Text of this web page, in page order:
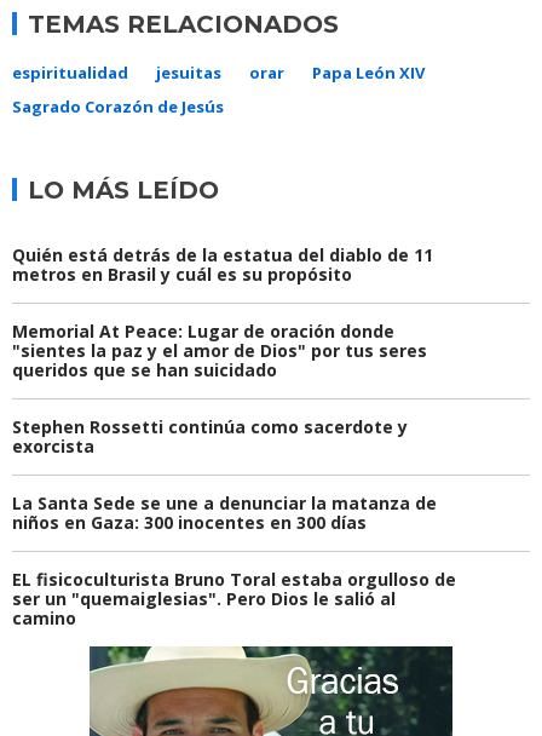
TEMAS RELACIONADOS
espiritualidad jesuitas orar
Papa León XIV
Sagrado Corazón de Jesús
LO MÁS LEÍDO
Quién está detrás de la estatua del diablo de 11
metros en Brasil y cuál es su propósito
Memorial At Peace: Lugar de oración donde
"sientes la paz y el amor de Dios" por tus seres
queridos que se han suicidado
Stephen Rossetti continúa como sacerdote y
exorcista
La Santa Sede se une a denunciar la matanza de
niños en Gaza: 300 inocentes en 300 días
EL fisicoculturista Bruno Toral estaba orgulloso de
ser un "quemaiglesias". Pero Dios le salió al
camino